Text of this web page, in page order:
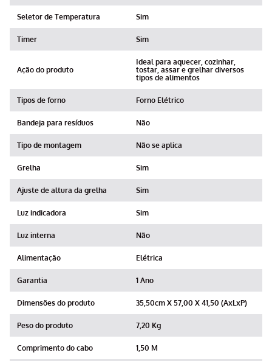
Seletor de Temperatura Sim
Timer Sim
Ação do produto
Ideal para aquecer, cozinhar,
tostar, assar e grelhar diversos
tipos de alimentos
Tipos de forno Forno Elétrico
Bandeja para resíduos Não
Tipo de montagem Não se aplica
Grelha Sim
Ajuste de altura da grelha Sim
Luz indicadora Sim
Luz interna Não
Alimentação Elétrica
Garantia 1 Ano
Dimensões do produto 35,50cm X 57,00 X 41,50 (AxLxP)
Peso do produto 7,20 Kg
Comprimento do cabo 1,50 M